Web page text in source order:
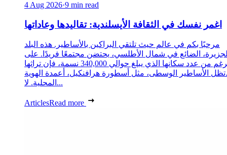
4 Aug 2026·9 min read
اغمر نفسك في الثقافة الأيسلندية: تقاليدها وعاداتها
مرحبًا بكم في عالم حيث تلتقي البراكين بالأساطير. هذه البلد
الضائع في شمال الأطلسي، يحتضن مجتمعًا فريدًا. على
الرغم من عدد سكانها الذي يبلغ حوالي 340,000 نسمة، فإن تراثها
الأساطير الوسطى، مثل أسطورة هرافنكيل، أعمدة الهوية
المحلية. لا...
ArticlesRead more